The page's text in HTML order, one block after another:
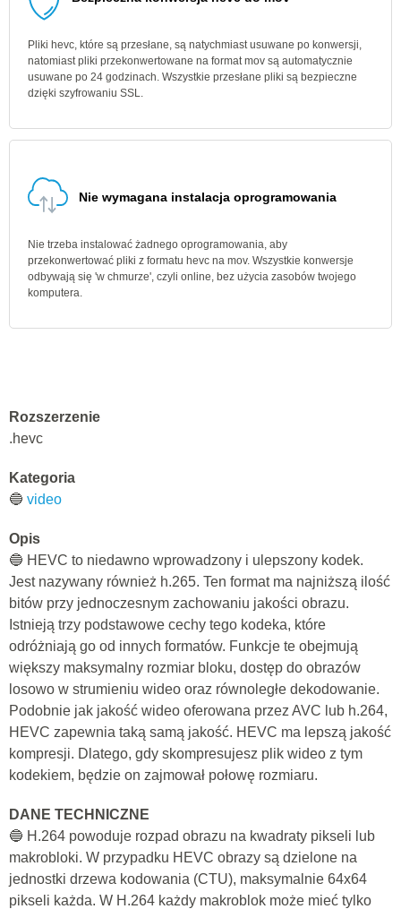
Pliki hevc, które są przesłane, są natychmiast usuwane po konwersji,
natomiast pliki przekonwertowane na format mov są automatycznie
usuwane po 24 godzinach. Wszystkie przesłane pliki są bezpieczne
dzięki szyfrowaniu SSL.
Nie wymagana instalacja oprogramowania
Nie trzeba instalować żadnego oprogramowania, aby
przekonwertować pliki z formatu hevc na mov. Wszystkie konwersje
odbywają się 'w chmurze', czyli online, bez użycia zasobów twojego
komputera.
Rozszerzenie
.hevc
Kategoria
🔵 video
Opis
🔵 HEVC to niedawno wprowadzony i ulepszony kodek.
Jest nazywany również h.265. Ten format ma najniższą ilość
bitów przy jednoczesnym zachowaniu jakości obrazu.
Istnieją trzy podstawowe cechy tego kodeka, które
odróżniają go od innych formatów. Funkcje te obejmują
większy maksymalny rozmiar bloku, dostęp do obrazów
losowo w strumieniu wideo oraz równoległe dekodowanie.
Podobnie jak jakość wideo oferowana przez AVC lub h.264,
HEVC zapewnia taką samą jakość. HEVC ma lepszą jakość
kompresji. Dlatego, gdy skompresujesz plik wideo z tym
kodekiem, będzie on zajmował połowę rozmiaru.
DANE TECHNICZNE
🔵 H.264 powoduje rozpad obrazu na kwadraty pikseli lub
makrobloki. W przypadku HEVC obrazy są dzielone na
jednostki drzewa kodowania (CTU), maksymalnie 64x64
pikseli każda. W H.264 każdy makroblok może mieć tylko